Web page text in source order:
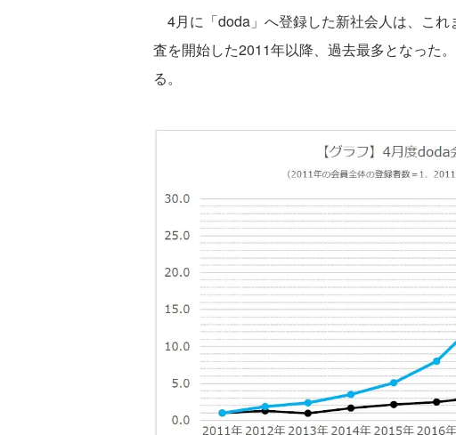
4月に「doda」へ登録した新社会人は、こ
査を開始した2011年以降、過去最多となった
る。